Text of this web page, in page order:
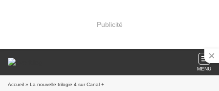
Publicité
MENU
Accueil » La nouvelle trilogie 4 sur Canal +